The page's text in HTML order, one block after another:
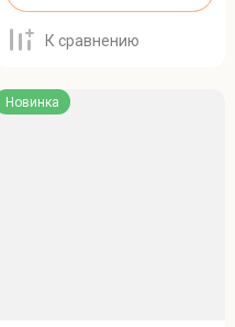
К сравнению
Новинка